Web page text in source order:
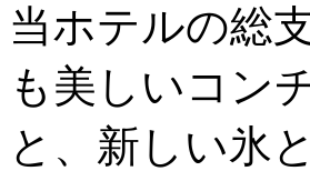
当ホテルの総
も美しいコン
と、新しい氷